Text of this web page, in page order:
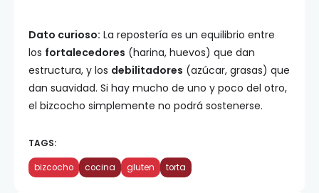
Dato curioso: La repostería es un equilibrio entre
los fortalecedores (harina, huevos) que dan
estructura, y los debilitadores (azúcar, grasas) que
dan suavidad. Si hay mucho de uno y poco del otro,
el bizcocho simplemente no podrá sostenerse.
TAGS:
bizcocho cocina gluten torta